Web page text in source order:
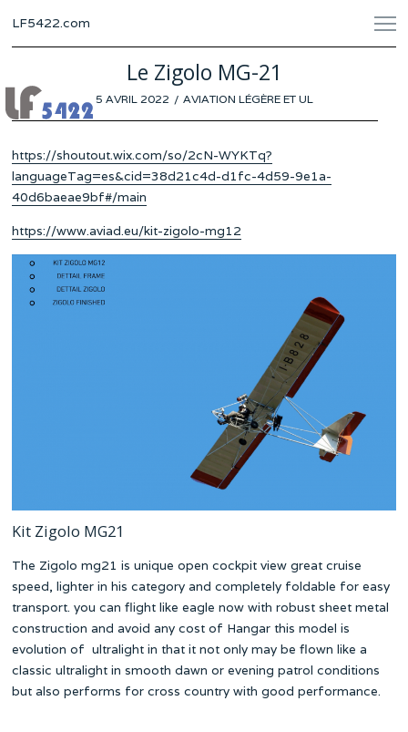
LF5422.com
Le Zigolo MG-21
POSTED
5 AVRIL 2022 1 AVIATION LÉGÈRE ET UL
https://shoutout.wix.com/so/2cN-WYKTq?
languageTag=es&cid=38d21c4d-d1fc-4d59-9e1a-
40d6baeae9bf#/main
https://www.aviad.eu/kit-zigolo-mg12
Kit Zigolo MG21
The Zigolo mg21 is unique open cockpit view great cruise
speed, lighter in his category and completely foldable for easy
transport. you can flight like eagle now with robust sheet metal
construction and avoid any cost of Hangar this model is
evolution of ultralight in that it not only may be flown like a
classic ultralight in smooth dawn or evening patrol conditions
but also performs for cross country with good performance.